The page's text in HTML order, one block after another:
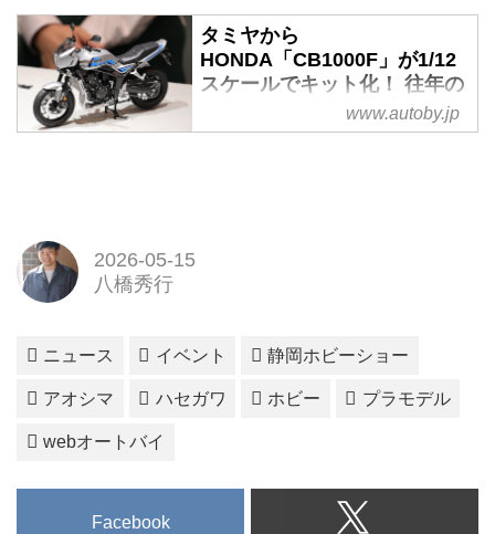
タミヤから
HONDA「CB1000F」が1/12
スケールでキット化！ 往年の
人気車種も続々登場【静岡ホ
ビーショー2026 現地レポー
www.autoby.jp
2026-05-15
八橋秀行
ニュース イベント 静岡ホビーショー
アオシマ ハセガワ ホビー プラモデル
webオートバイ
Facebook